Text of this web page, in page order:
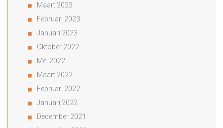
Maart 2023
Februari 2023
Januari 2023
Oktober 2022
Mei 2022
Maart 2022
Februari 2022
Januari 2022
December 2021